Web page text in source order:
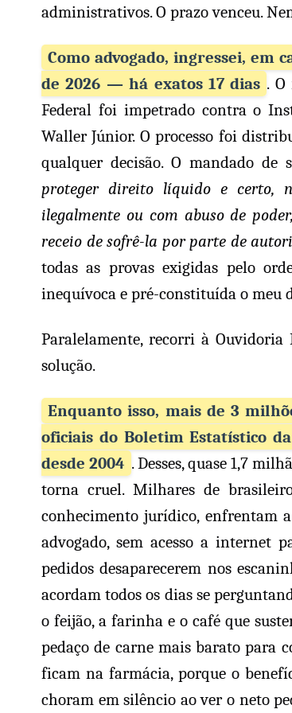
administrativos. O prazo venceu.
Como advogado, ingressei, em
de 2026 — há exatos 17 dias .
Federal foi impetrado contra o
Waller Júnior. O processo foi
qualquer decisão. O mandado de
proteger direito líquido e certo,
ilegalmente ou com abuso de
receio de sofrê-la por parte de
todas as provas exigidas pelo
inequívoca e pré-constituída o meu
Paralelamente, recorri à Ouvidoria
solução.
Enquanto isso, mais de 3
oficiais do Boletim Estatístico
desde 2004 . Desses, quase 1,7
torna cruel. Milhares de
conhecimento jurídico, enfrentam
advogado, sem acesso a internet
pedidos desaparecerem nos
acordam todos os dias se
o feijão, a farinha e o café que
pedaço de carne mais barato para
ficam na farmácia, porque o
choram em silêncio ao ver o neto